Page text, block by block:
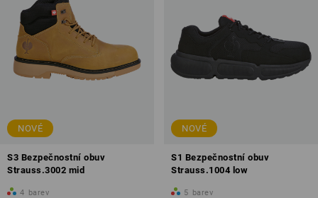
NOVÉ
S3 Bezpečnostní obuv
Strauss.3002 mid
4 barev
NOVÉ
S1 Bezpečnostní obuv
Strauss.1004 low
5 barev